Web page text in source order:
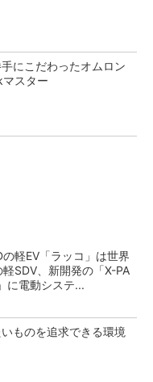
にこだわったオムロン
マスター
の軽EV「ラッコ」は世界
軽SDV、新開発の「X-PA
に電動システ...
いものを追求できる環境